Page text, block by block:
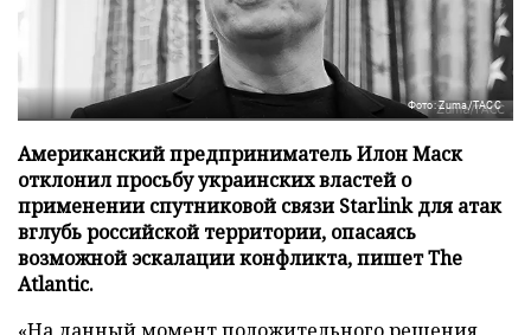
Фото: Zuma/ТАСС
Американский предприниматель Илон Маск
отклонил просьбу украинских властей о
применении спутниковой связи Starlink для атак
вглубь российской территории, опасаясь
возможной эскалации конфликта, пишет The
Atlantic.